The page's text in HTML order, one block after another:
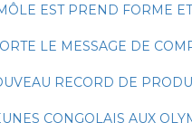
EST PREND FORME
LE MESSAGE DE
RECORD DE
CONGOLAIS AUX